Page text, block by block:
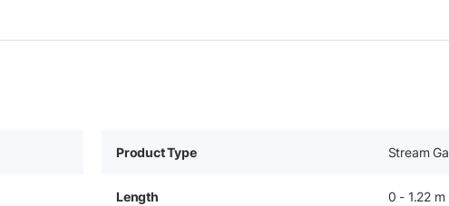
Product Type Stream
Length 0 - 1.22 m